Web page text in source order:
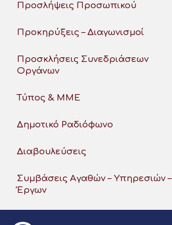
Προσλήψεις Προσωπικού
Προκηρύξεις – Διαγωνισμοί
Προσκλήσεις Συνεδριάσεων
Οργάνων
Τύπος & ΜΜΕ
Δημοτικό Ραδιόφωνο
Διαβουλεύσεις
Συμβάσεις Αγαθών – Υπηρεσιών –
Έργων